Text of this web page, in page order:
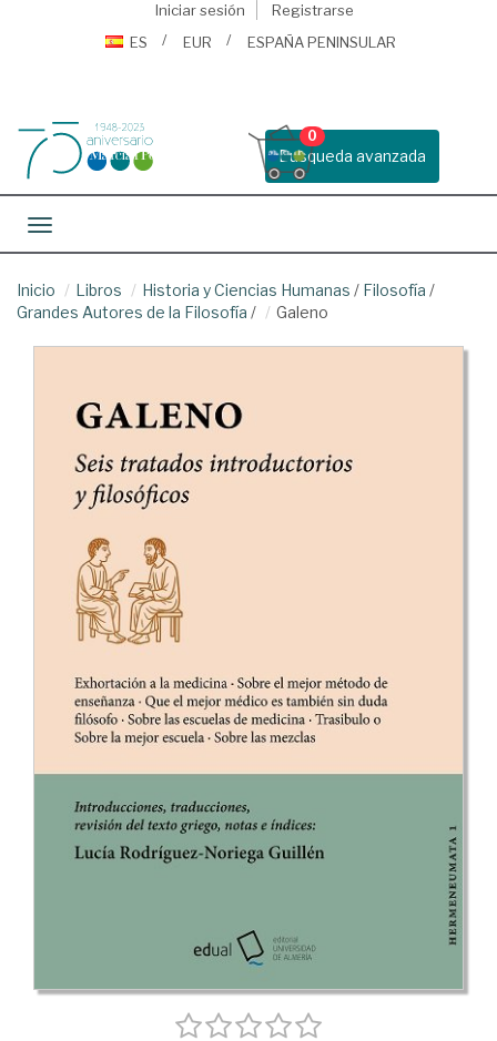
Iniciar sesión
Registrarse
ES
EUR ESPAÑA PENINSULAR
Busqueda avanzada
0
Toggle navigation
Inicio Libros Historia y Ciencias Humanas / Filosofía /
Grandes Autores de la Filosofía / Galeno